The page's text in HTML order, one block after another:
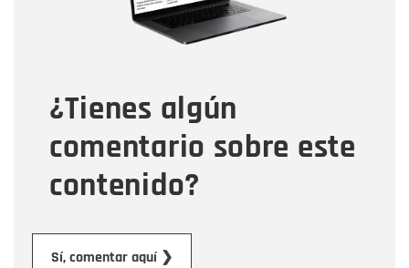
¿Tienes algún
comentario sobre este
contenido?
Sí, comentar aquí ❯
Tipo de comentario
Mensaje